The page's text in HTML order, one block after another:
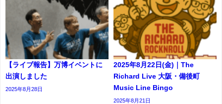
【ライブ報告】万博イベントに
出演しました
2025年8月28日
2025年8月22日(金)｜The
Richard Live 大阪・備後町
Music Line Bingo
2025年8月21日